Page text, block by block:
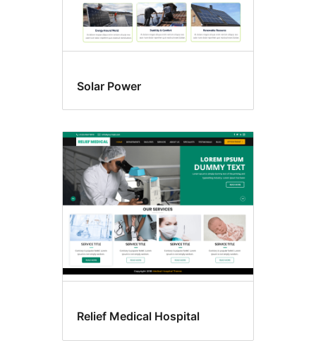
Solar Power
Relief Medical Hospital